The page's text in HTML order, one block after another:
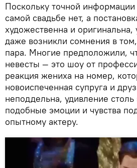
Поскольку точной
самой свадьбе нет, а
художественна и оригинальна,
даже возникли сомнения в
пара. Многие предположили,
невесты — это шоу от
реакция жениха на номер,
новоиспеченная супруга и
неподдельна, удивление
подобные эмоции и чувства
опытному актеру.